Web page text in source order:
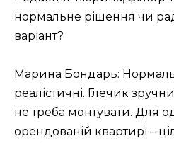
нормальне рішення чи
варіант?
Марина Бондарь:
реалістичні. Глечик
не треба монтувати. Для
орендованій квартирі –